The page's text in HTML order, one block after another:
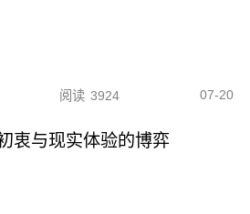
阅读 3924 07-20
衷与现实体验的博弈